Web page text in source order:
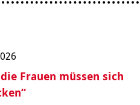
Frauen müssen sich